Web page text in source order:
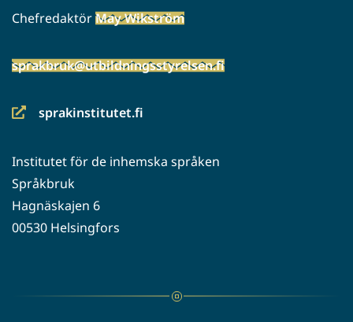
ChefredaktörMay Wikström
sprakbruk@utbildningsstyrelsen.fi
sprakinstitutet.fi
(siirryt
palveluun)
Institutet för de inhemska språken
Språkbruk
Hagnäskajen 6
00530 Helsingfors